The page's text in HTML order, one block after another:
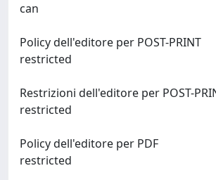
Policy dell'editore per POST-PRINT
Restrizioni dell'editore per POST-
Policy dell'editore per PDF